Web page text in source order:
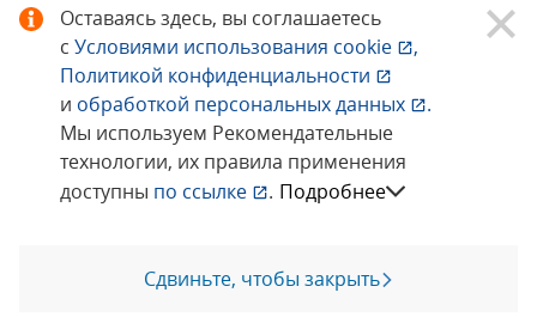
Оставаясь здесь, вы соглашаетесь
с Условиями использования cookie
,
Политикой конфиденциальности
и обработкой персональных данных
.
Мы используем Рекомендательные
технологии, их правила применения
доступны по ссылке . Подробнее
Сдвиньте, чтобы закрыть
© 1998−2026 «1С‑Рарус» ®. Все права
защищены.
Сообщить об ошибке
Позвоните мне